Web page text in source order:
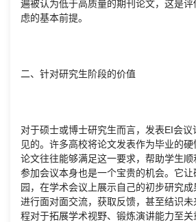
遍被认为低于高质量的期刊论文，这是
虑的基本前提。
二、针对研究生阶段的价值
对于硕士或博士研究生而言，发表EI会
见的。许多高校将论文发表作为毕业的
论文往往能够满足这一要求，帮助学生顺
参加会议本身也是一个宝贵的机会。它
园，在学术会议上展示自己的初步研究
进行面对面交流，获取反馈，甚至结识
程对于拓展学术视野、锻炼演讲能力至